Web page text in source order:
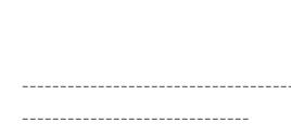
------------------------------